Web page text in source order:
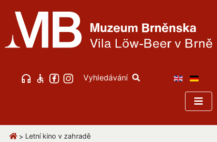
Vyhledávání
> Letní kino v zahradě